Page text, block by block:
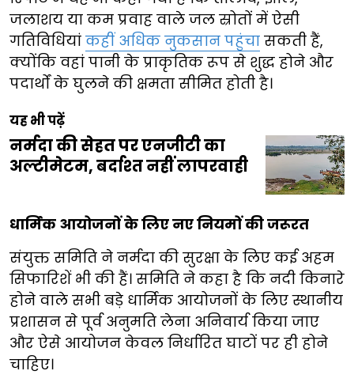
जलाशय या कम प्रवाह वाले जल स्रोतों में ऐसी
गतिविधियां कहीं अधिक नुकसान पहुंचा सकती हैं,
क्योंकि वहां पानी के प्राकृतिक रूप से शुद्ध होने और
पदार्थों के घुलने की क्षमता सीमित होती है।
यह भी पढ़ें
नर्मदा की सेहत पर एनजीटी का
अल्टीमेटम, बर्दाश्त नहीं लापरवाही
धार्मिक आयोजनों के लिए नए नियमों की जरूरत
संयुक्त समिति ने नर्मदा की सुरक्षा के लिए कई अहम
सिफारिशें भी की हैं। समिति ने कहा है कि नदी किनारे
होने वाले सभी बड़े धार्मिक आयोजनों के लिए स्थानीय
प्रशासन से पूर्व अनुमति लेना अनिवार्य किया जाए
और ऐसे आयोजन केवल निर्धारित घाटों पर ही होने
चाहिए।